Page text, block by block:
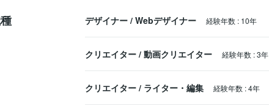
デザイナー / Webデザイナー 経験年数 : 10年
クリエイター / 動画クリエイター 経験年数 :3年
クリエイター / ライター・編集 経験年数 :4年